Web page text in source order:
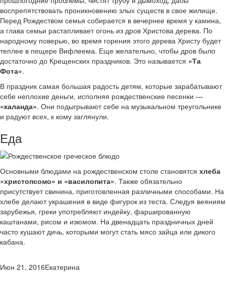
воспрепятствовать проникновению злых существ в свое жилище.
Перед Рождеством семья собирается в вечернее время у камина,
а глава семьи растапливает огонь из дров Христова дерева. По
народному поверью, во время горения этого дерева Христу будет
теплее в пещере Вифлеема. Еще желательно, чтобы дров было
достаточно до Крещенских праздников. Это называется «Та
Фота».
В праздник самая большая радость детям, которые зарабатывают
себе неплохие деньги, исполняя рождественские песенки —
«каланда». Они подыгрывают себе на музыкальном треугольнике
и радуют всех, к кому заглянули.
Еда
Основными блюдами на рождественском столе становятся хлеба
«христопсомо» и «василопита». Также обязательно
присутствует свинина, приготовленная различными способами. На
хлебе делают украшения в виде фигурок из теста. Следуя веяниям
зарубежья, греки употребляют индейку, фаршированную
каштанами, рисом и изюмом. На двенадцать праздничных дней
часто кушают дичь, которыми могут стать мясо зайца или дикого
кабана.
Июн 21, 2016Екатерина